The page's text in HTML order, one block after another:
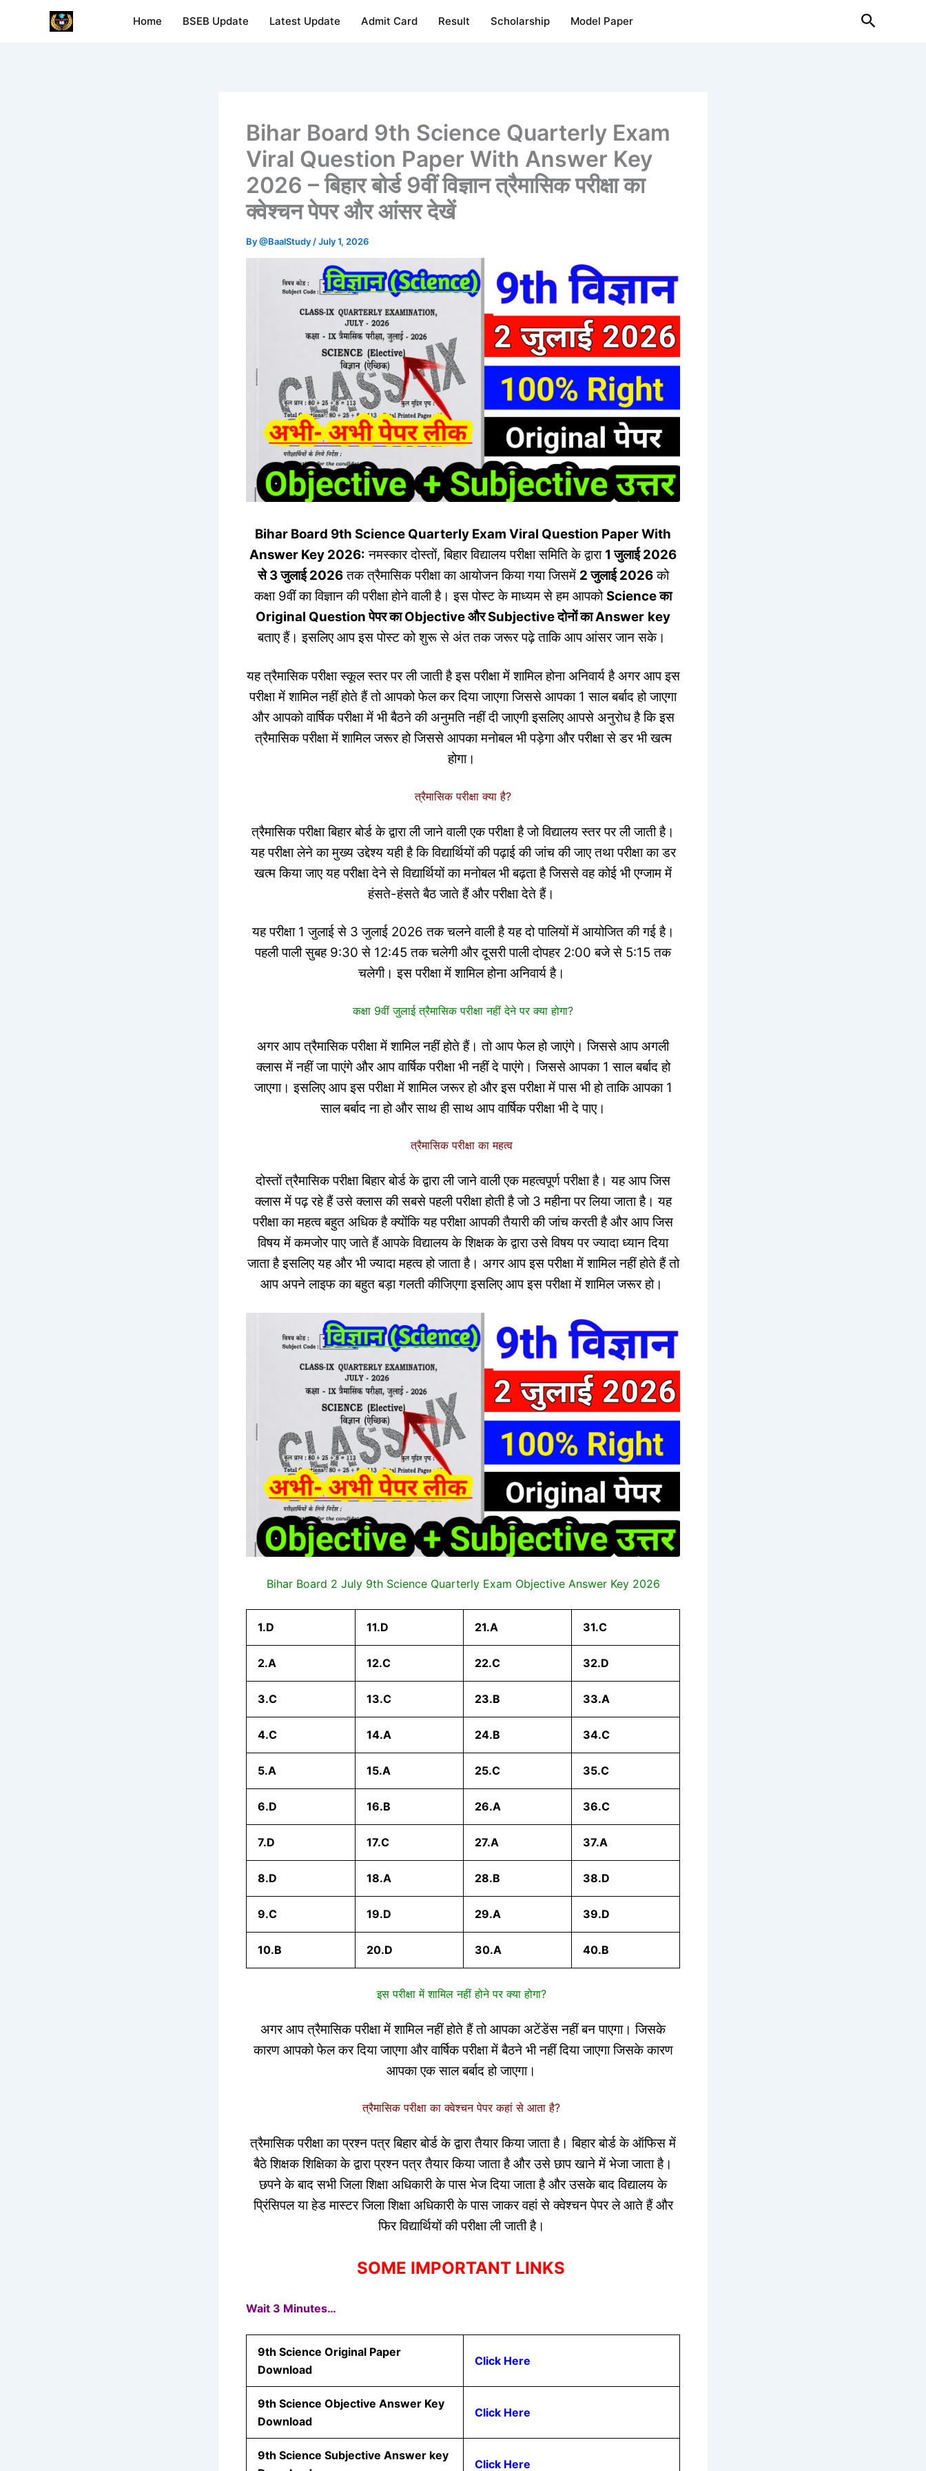
Home BSEB Update Latest Update Admit Card Result Scholarship Model Paper Search
Bihar Board 9th Science Quarterly Exam
Viral Question Paper With Answer Key
2026 – बिहार बोर्ड 9वीं विज्ञान त्रैमासिक परीक्षा का
क्वेश्चन पेपर और आंसर देखें
By@BaalStudy /July 1, 2026
Bihar Board 9th Science Quarterly Exam Viral Question Paper With
Answer Key 2026: नमस्कार दोस्तों, बिहार विद्यालय परीक्षा समिति के द्वारा 1 जुलाई 2026
से 3 जुलाई 2026तक त्रैमासिक परीक्षा का आयोजन किया गया जिसमें 2 जुलाई 2026को
कक्षा 9वीं का विज्ञान की परीक्षा होने वाली है। इस पोस्ट के माध्यम से हम आपकोScience का
Original Question पेपर का Objective और Subjective दोनों का Answer key
बताए हैं। इसलिए आप इस पोस्ट को शुरू से अंत तक जरूर पढ़े ताकि आप आंसर जान सके।
यह त्रैमासिक परीक्षा स्कूल स्तर पर ली जाती है इस परीक्षा में शामिल होना अनिवार्य है अगर आप इस
परीक्षा में शामिल नहीं होते हैं तो आपको फेल कर दिया जाएगा जिससे आपका 1 साल बर्बाद हो जाएगा
और आपको वार्षिक परीक्षा में भी बैठने की अनुमति नहीं दी जाएगी इसलिए आपसे अनुरोध है कि इस
त्रैमासिक परीक्षा में शामिल जरूर हो जिससे आपका मनोबल भी पड़ेगा और परीक्षा से डर भी खत्म
होगा।
त्रैमासिक परीक्षा क्या है?
त्रैमासिक परीक्षा बिहार बोर्ड के द्वारा ली जाने वाली एक परीक्षा है जो विद्यालय स्तर पर ली जाती है।
यह परीक्षा लेने का मुख्य उद्देश्य यही है कि विद्यार्थियों की पढ़ाई की जांच की जाए तथा परीक्षा का डर
खत्म किया जाए यह परीक्षा देने से विद्यार्थियों का मनोबल भी बढ़ता है जिससे वह कोई भी एग्जाम में
हंसते-हंसते बैठ जाते हैं और परीक्षा देते हैं।
यह परीक्षा 1 जुलाई से 3 जुलाई 2026 तक चलने वाली है यह दो पालियों में आयोजित की गई है।
पहली पाली सुबह 9:30 से 12:45 तक चलेगी और दूसरी पाली दोपहर 2:00 बजे से 5:15 तक
चलेगी। इस परीक्षा में शामिल होना अनिवार्य है।
कक्षा 9वीं जुलाई त्रैमासिक परीक्षा नहीं देने पर क्या होगा?
अगर आप त्रैमासिक परीक्षा में शामिल नहीं होते हैं। तो आप फेल हो जाएंगे। जिससे आप अगली
क्लास में नहीं जा पाएंगे और आप वार्षिक परीक्षा भी नहीं दे पाएंगे। जिससे आपका 1 साल बर्बाद हो
जाएगा। इसलिए आप इस परीक्षा में शामिल जरूर हो और इस परीक्षा में पास भी हो ताकि आपका 1
साल बर्बाद ना हो और साथ ही साथ आप वार्षिक परीक्षा भी दे पाए।
त्रैमासिक परीक्षा का महत्व
दोस्तों त्रैमासिक परीक्षा बिहार बोर्ड के द्वारा ली जाने वाली एक महत्वपूर्ण परीक्षा है। यह आप जिस
क्लास में पढ़ रहे हैं उसे क्लास की सबसे पहली परीक्षा होती है जो 3 महीना पर लिया जाता है। यह
परीक्षा का महत्व बहुत अधिक है क्योंकि यह परीक्षा आपकी तैयारी की जांच करती है और आप जिस
विषय में कमजोर पाए जाते हैं आपके विद्यालय के शिक्षक के द्वारा उसे विषय पर ज्यादा ध्यान दिया
जाता है इसलिए यह और भी ज्यादा महत्व हो जाता है। अगर आप इस परीक्षा में शामिल नहीं होते हैं तो
आप अपने लाइफ का बहुत बड़ा गलती कीजिएगा इसलिए आप इस परीक्षा में शामिल जरूर हो।
Bihar Board 2 July 9th Science Quarterly Exam Objective Answer Key 2026
1.D 11.D 21.A 31.C
2.A 12.C 22.C 32.D
3.C 13.C 23.B 33.A
4.C 14.A 24.B 34.C
5.A 15.A 25.C 35.C
6.D 16.B 26.A 36.C
7.D 17.C 27.A 37.A
8.D 18.A 28.B 38.D
9.C 19.D 29.A 39.D
10.B 20.D 30.A 40.B
इस परीक्षा में शामिल नहीं होने पर क्या होगा?
अगर आप त्रैमासिक परीक्षा में शामिल नहीं होते हैं तो आपका अटेंडेंस नहीं बन पाएगा। जिसके
कारण आपको फेल कर दिया जाएगा और वार्षिक परीक्षा में बैठने भी नहीं दिया जाएगा जिसके कारण
आपका एक साल बर्बाद हो जाएगा।
त्रैमासिक परीक्षा का क्वेश्चन पेपर कहां से आता है?
त्रैमासिक परीक्षा का प्रश्न पत्र बिहार बोर्ड के द्वारा तैयार किया जाता है। बिहार बोर्ड के ऑफिस में
बैठे शिक्षक शिक्षिका के द्वारा प्रश्न पत्र तैयार किया जाता है और उसे छाप खाने में भेजा जाता है।
छपने के बाद सभी जिला शिक्षा अधिकारी के पास भेज दिया जाता है और उसके बाद विद्यालय के
प्रिंसिपल या हेड मास्टर जिला शिक्षा अधिकारी के पास जाकर वहां से क्वेश्चन पेपर ले आते हैं और
फिर विद्यार्थियों की परीक्षा ली जाती है।
SOME IMPORTANT LINKS
Wait 3 Minutes…
9th Science Original Paper
Download
Click Here
9th Science Objective Answer Key
Download
Click Here
9th Science Subjective Answer key
Click Here